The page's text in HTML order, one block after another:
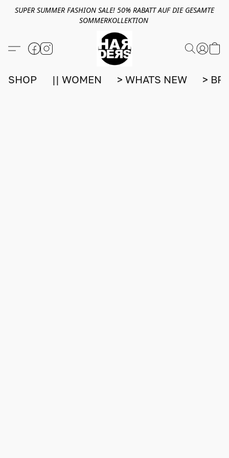
SUPER SUMMER FASHION SALE! 50% RABATT AUF DIE GESAMTE
SOMMERKOLLEKTION
SHOP || WOMEN > WHATS NEW >